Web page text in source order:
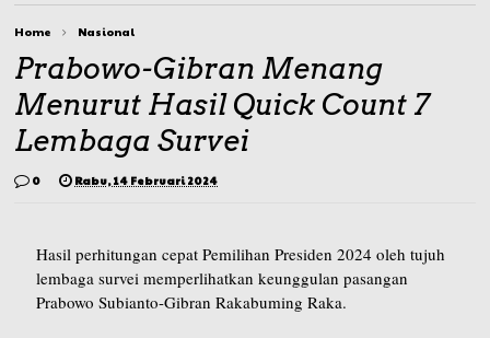
Home Nasional
Prabowo-Gibran Menang
Menurut Hasil Quick Count 7
Lembaga Survei
0 Rabu, 14 Februari 2024
Hasil perhitungan cepat Pemilihan Presiden 2024 oleh tujuh
lembaga survei memperlihatkan keunggulan pasangan
Prabowo Subianto-Gibran Rakabuming Raka.